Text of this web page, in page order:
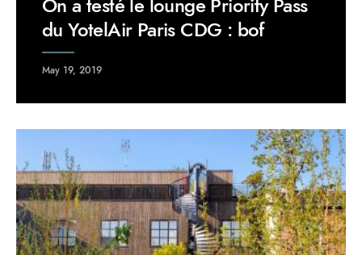
du YotelAir Paris CDG : bof
May 19, 2019